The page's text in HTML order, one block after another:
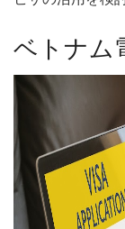
ベトナム